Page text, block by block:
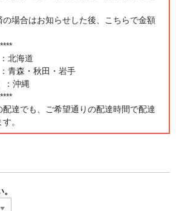
場合はお知らせした後、こちらで金額
北海道
青森・秋田・岩手
：沖縄
達でも、ご希望通りの配達時間で配達
。